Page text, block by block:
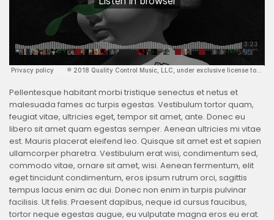
Pellentesque habitant morbi tristique senectus et netus et
malesuada fames ac turpis egestas. Vestibulum tortor quam,
feugiat vitae, ultricies eget, tempor sit amet, ante. Donec eu
libero sit amet quam egestas semper. Aenean ultricies mi vitae
est. Mauris placerat eleifend leo. Quisque sit amet est et sapien
ullamcorper pharetra. Vestibulum erat wisi, condimentum sed,
commodo vitae, ornare sit amet, wisi. Aenean fermentum, elit
eget tincidunt condimentum, eros ipsum rutrum orci, sagittis
tempus lacus enim ac dui. Donec non enim in turpis pulvinar
facilisis. Ut felis. Praesent dapibus, neque id cursus faucibus,
tortor neque egestas augue, eu vulputate magna eros eu erat.